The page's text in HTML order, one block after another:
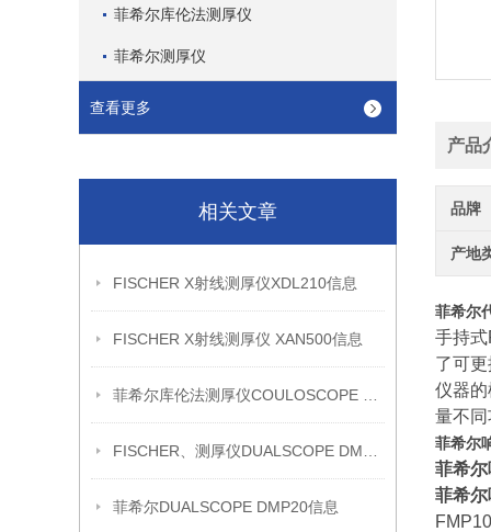
菲希尔库伦法测厚仪
菲希尔测厚仪
查看更多
相关文章
FISCHER X射线测厚仪XDL210信息
FISCHER X射线测厚仪 XAN500信息
菲希尔DUALSCOPE DMP20信息
产品
品牌
产地
菲希尔
手持
了可
仪器
量不同
菲希尔
菲希
菲希尔